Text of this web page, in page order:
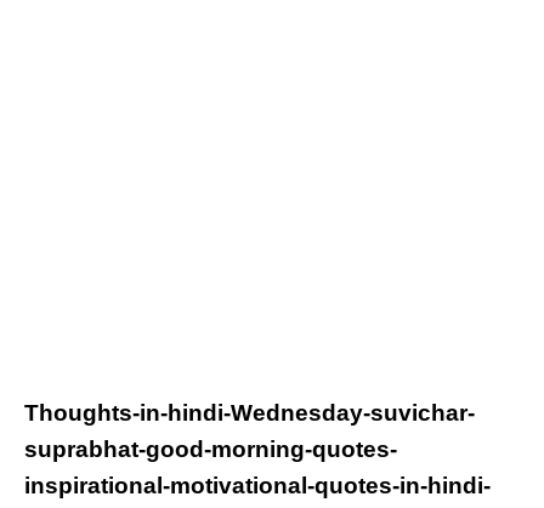
Thoughts-in-hindi-Wednesday-suvichar-
suprabhat-good-morning-quotes-
inspirational-motivational-quotes-in-hindi-